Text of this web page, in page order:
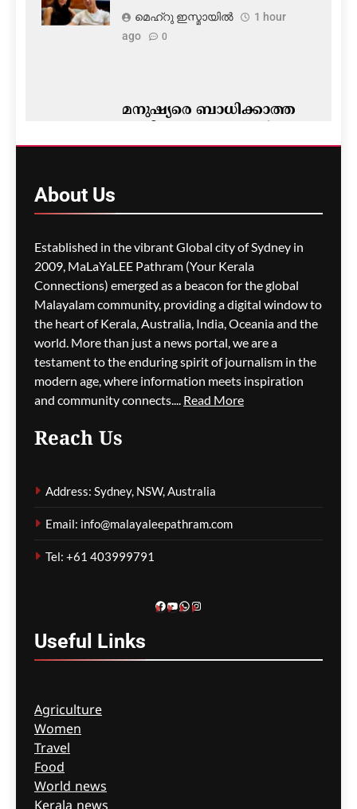
മെഹ്റു ഇസ്മായില്‍
1 hour
ago
0
മനുഷ്യരെ ബാധിക്കാത്ത
എഐ ഉപയോഗിച്ച് 16
ago
0
കായനാട്ടിൽ വീണ്ടും
മണ്ണിടിച്ചിൽ;
പ്രദേശവാസികൾ ഭീതിയിൽ
മെഹ്റു ഇസ്മായില്‍
1 hour
ago
0
താഴ്ന്നതോടെ
പുറത്തുവന്നത്
ചരിത്രത്തിന്റെ
അവശിഷ്ടങ്ങൾ
0
About Us
Established in the vibrant Global city of Sydney in
2009, MaLaYaLEE Pathram (Your Kerala
Connections) emerged as a beacon for the global
Malayalam community, providing a digital window to
the heart of Kerala, Australia, India, Oceania and the
world. More than just a news portal, we are a
testament to the enduring spirit of journalism in the
modern age, where information meets inspiration
and community connects.... Read More
Reach Us
Address: Sydney, NSW, Australia
Email: info@malayaleepathram.com
Tel: +61 403999791
Facebook
YouTube
WhatsApp
Instagram
Useful Links
Agriculture
Women
Travel
Food
World news